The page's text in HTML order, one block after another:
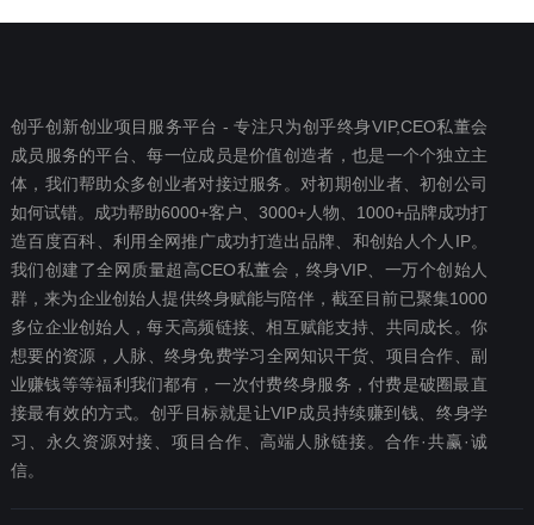
创乎创新创业项目服务平台 - 专注只为创乎终身VIP,CEO私董会
成员服务的平台、每一位成员是价值创造者，也是一个个独立主
体，我们帮助众多创业者对接过服务。对初期创业者、初创公司
如何试错。成功帮助6000+客户、3000+人物、1000+品牌成功打
造百度百科、利用全网推广成功打造出品牌、和创始人个人IP。
我们创建了全网质量超高CEO私董会，终身VIP、一万个创始人
群，来为企业创始人提供终身赋能与陪伴，截至目前已聚集1000
多位企业创始人，每天高频链接、相互赋能支持、共同成长。你
想要‬的资源，人脉、终身免费学习全网知识干货、项目合作、副
业赚钱等等福利我们都‬有，一次付费终‬身服务，付费是破圈最‬直
接最有效‬的方式。创乎目标就是让VIP成员持续赚到钱、终身学
习、永久资源对接、项目合作、高端人脉链接。合作·共赢·诚
信。